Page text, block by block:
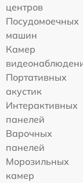
центров
Посудомоечных
машин
Камер
Портативных
акустик
Интерактивных
панелей
Варочных
панелей
Морозильных
камер